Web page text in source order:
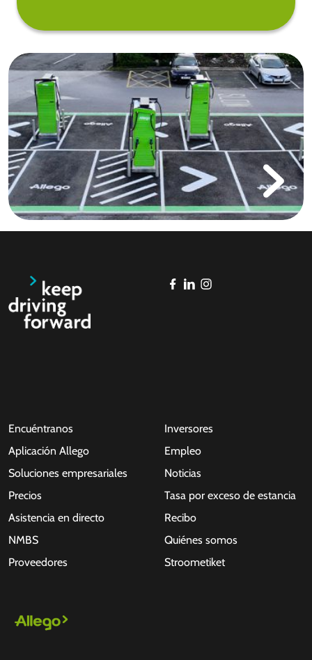
Encuéntranos
Aplicación Allego
Soluciones empresariales
Precios
Asistencia en directo
NMBS
Proveedores
Inversores
Empleo
Noticias
Tasa por exceso de estancia
Recibo
Quiénes somos
Stroometiket